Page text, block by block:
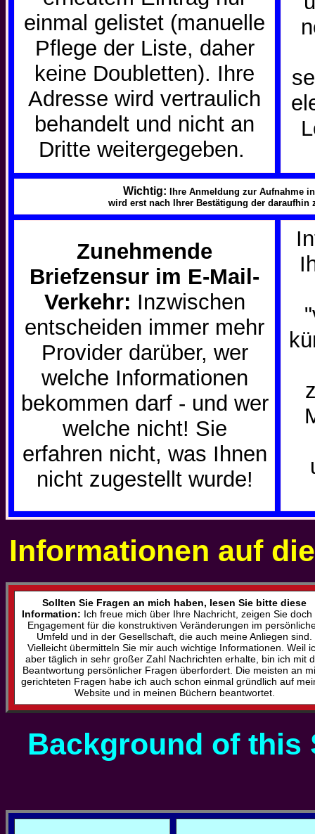
einmal gelistet (manuelle
Pflege der Liste, daher
keine Doubletten). Ihre
Adresse wird vertraulich
behandelt und nicht an
Dritte weitergegeben.
Wichtig: Ihre Anmeldung zur Aufnahme
wird erst nach Ihrer Bestätigung der daraufhin
Zunehmende
Briefzensur im E-Mail-
Verkehr: Inzwischen
entscheiden immer mehr
Provider darüber, wer
welche Informationen
bekommen darf - und wer
welche nicht! Sie
erfahren nicht, was Ihnen
nicht zugestellt wurde!
Informationen auf
Sollten Sie Fragen an mich haben, lesen Sie bitte diese
Information: Ich freue mich über Ihre Nachricht, zeigen Sie doch
Engagement für die konstruktiven Veränderungen im
Umfeld und in der Gesellschaft, die auch meine Anliegen sind.
Vielleicht übermitteln Sie mir auch wichtige Informationen. Weil
aber täglich in sehr großer Zahl Nachrichten erhalte, bin ich mit
Beantwortung persönlicher Fragen überfordert. Die meisten an
gerichteten Fragen habe ich auch schon einmal gründlich auf
Website und in meinen Büchern beantwortet.
Background of this